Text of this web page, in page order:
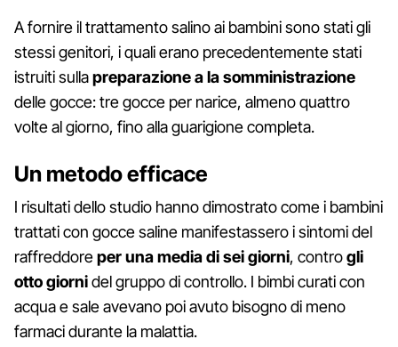
A fornire il trattamento salino ai bambini sono stati gli
stessi genitori, i quali erano precedentemente stati
istruiti sullapreparazione a la somministrazione
delle gocce: tre gocce per narice, almeno quattro
volte al giorno, fino alla guarigione completa.
Un metodo efficace
I risultati dello studio hanno dimostrato come i bambini
trattati con gocce saline manifestassero i sintomi del
raffreddoreper una media di sei giorni, controgli
otto giornidel gruppo di controllo. I bimbi curati con
acqua e sale avevano poi avuto bisogno di meno
farmaci durante la malattia.